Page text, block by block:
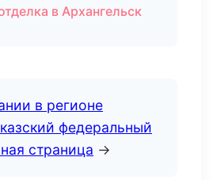
в Архангельск
в регионе
федеральный
страница →